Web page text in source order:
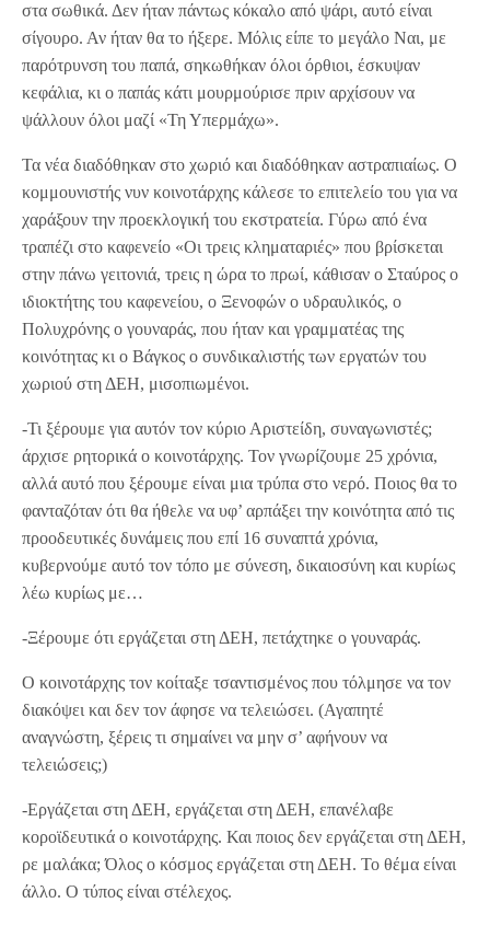
στα σωθικά. Δεν ήταν πάντως κόκαλο από ψάρι, αυτό είναι
σίγουρο. Αν ήταν θα το ήξερε. Μόλις είπε το μεγάλο Ναι, με
παρότρυνση του παπά, σηκωθήκαν όλοι όρθιοι, έσκυψαν
κεφάλια, κι ο παπάς κάτι μουρμούρισε πριν αρχίσουν να
ψάλλουν όλοι μαζί «Τη Υπερμάχω».
Τα νέα διαδόθηκαν στο χωριό και διαδόθηκαν αστραπιαίως. Ο
κομμουνιστής νυν κοινοτάρχης κάλεσε το επιτελείο του για να
χαράξουν την προεκλογική του εκστρατεία. Γύρω από ένα
τραπέζι στο καφενείο «Οι τρεις κληματαριές» που βρίσκεται
στην πάνω γειτονιά, τρεις η ώρα το πρωί, κάθισαν ο Σταύρος ο
ιδιοκτήτης του καφενείου, ο Ξενοφών ο υδραυλικός, ο
Πολυχρόνης ο γουναράς, που ήταν και γραμματέας της
κοινότητας κι ο Βάγκος ο συνδικαλιστής των εργατών του
χωριού στη ΔΕΗ, μισοπιωμένοι.
-Τι ξέρουμε για αυτόν τον κύριο Αριστείδη, συναγωνιστές;
άρχισε ρητορικά ο κοινοτάρχης. Τον γνωρίζουμε 25 χρόνια,
αλλά αυτό που ξέρουμε είναι μια τρύπα στο νερό. Ποιος θα το
φανταζόταν ότι θα ήθελε να υφ’ αρπάξει την κοινότητα από τις
προοδευτικές δυνάμεις που επί 16 συναπτά χρόνια,
κυβερνούμε αυτό τον τόπο με σύνεση, δικαιοσύνη και κυρίως
λέω κυρίως με…
-Ξέρουμε ότι εργάζεται στη ΔΕΗ, πετάχτηκε ο γουναράς.
Ο κοινοτάρχης τον κοίταξε τσαντισμένος που τόλμησε να τον
διακόψει και δεν τον άφησε να τελειώσει. (Αγαπητέ
αναγνώστη, ξέρεις τι σημαίνει να μην σ’ αφήνουν να
τελειώσεις;)
-Εργάζεται στη ΔΕΗ, εργάζεται στη ΔΕΗ, επανέλαβε
κοροϊδευτικά ο κοινοτάρχης. Και ποιος δεν εργάζεται στη ΔΕΗ,
ρε μαλάκα; Όλος ο κόσμος εργάζεται στη ΔΕΗ. Το θέμα είναι
άλλο. Ο τύπος είναι στέλεχος.